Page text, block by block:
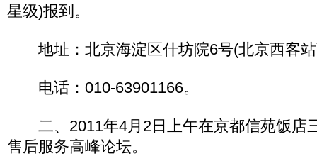
星级)报到。
地址：北京海淀区什坊院6号(北京西客站
电话：010-63901166。
二、2011年4月2日上午在京都信苑饭店
售后服务高峰论坛。